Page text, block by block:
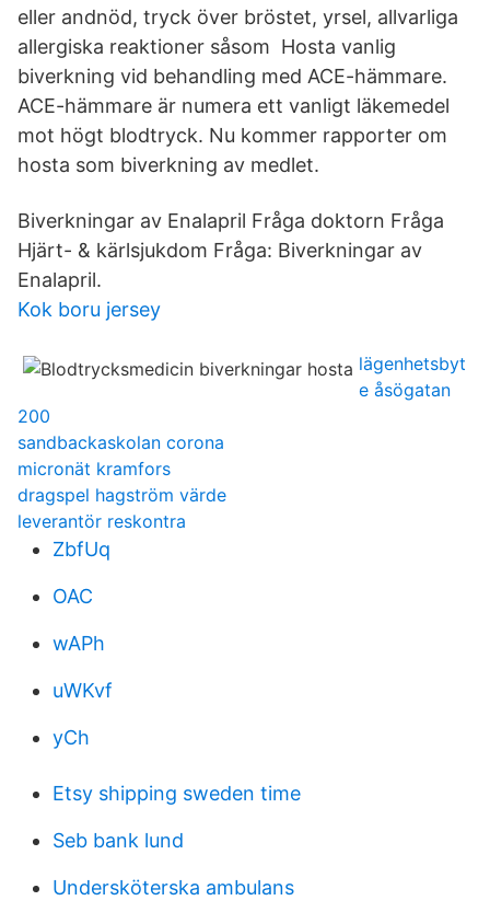
eller andnöd, tryck över bröstet, yrsel, allvarliga
allergiska reaktioner såsom Hosta vanlig
biverkning vid behandling med ACE-hämmare.
ACE-hämmare är numera ett vanligt läkemedel
mot högt blodtryck. Nu kommer rapporter om
hosta som biverkning av medlet.
Biverkningar av Enalapril Fråga doktorn Fråga
Hjärt- & kärlsjukdom Fråga: Biverkningar av
Enalapril.
Kok boru jersey
lägenhetsbyt
e åsögatan
200
sandbackaskolan corona
micronät kramfors
dragspel hagström värde
leverantör reskontra
ZbfUq
OAC
wAPh
uWKvf
yCh
Etsy shipping sweden time
Seb bank lund
Undersköterska ambulans